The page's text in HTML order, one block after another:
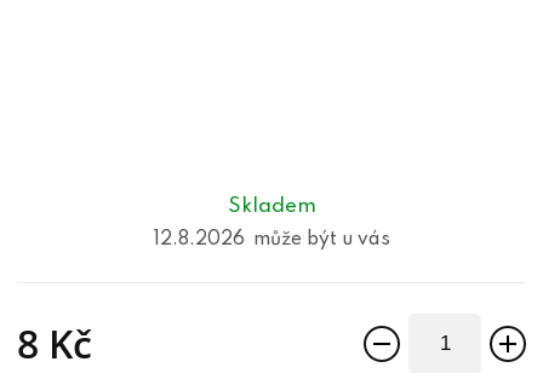
Skladem
12.8.2026
8 Kč